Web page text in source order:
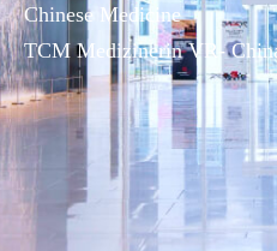
Chinese Medicine
TCM Medizinerin VR-